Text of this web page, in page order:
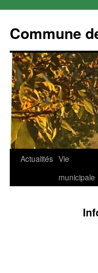
Commune
Aller
Actualités Vie
municipale